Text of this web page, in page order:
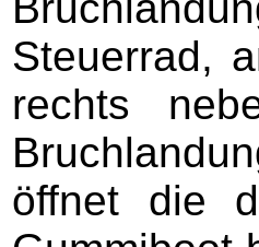
Steuerrad,
rechts
öffnet die